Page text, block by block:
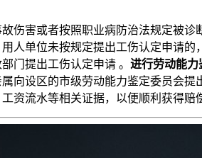
故伤害或者按照职业病防治法规定被
人单位未按规定提出工伤认定申请
门提出工伤认定申请 。 进行劳动能力
向设区的市级劳动能力鉴定委员会提
资流水等相关证据，以便顺利获得赔